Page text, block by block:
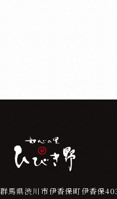
群馬県渋川市伊香保町伊香保